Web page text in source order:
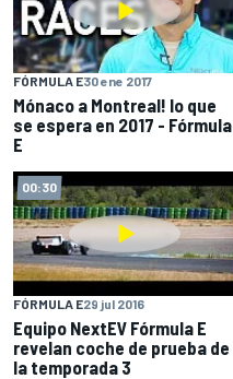
FÓRMULA E30 ene 2017
Mónaco a Montreal! lo que
se espera en 2017 - Fórmula
E
00:30
FÓRMULA E29 jul 2016
Equipo NextEV Fórmula E
revelan coche de prueba de
la temporada 3